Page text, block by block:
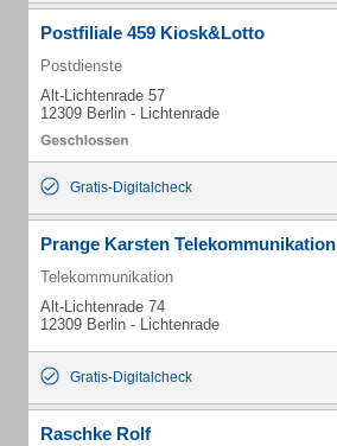
Postfiliale 459 Kiosk&Lotto
Postdienste
Alt-Lichtenrade 57
12309 Berlin - Lichtenrade
Gratis-Digitalcheck
Prange Karsten Telekommunikation
Telekommunikation
Alt-Lichtenrade 74
12309 Berlin - Lichtenrade
Gratis-Digitalcheck
Raschke Rolf